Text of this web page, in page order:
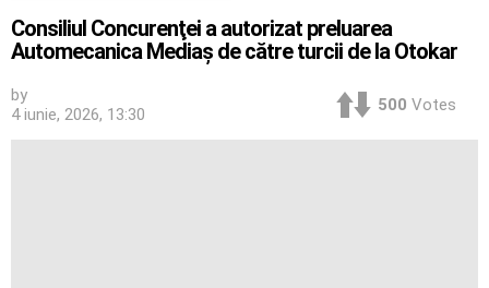
Consiliul Concurenţei a autorizat preluarea
Automecanica Mediaş de către turcii de la Otokar
by
4 iunie, 2026, 13:30
500 Votes